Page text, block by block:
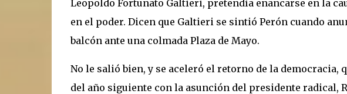
Leopoldo Fortunato Galtieri, pretendía enancarse en la
en el poder. Dicen que Galtieri se sintió Perón cuando
balcón ante una colmada Plaza de Mayo.
No le salió bien, y se aceleró el retorno de la democracia,
del año siguiente con la asunción del presidente radical,